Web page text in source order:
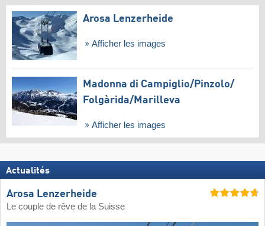
Arosa Lenzerheide
Afficher les images
Madonna di Campiglio/​Pinzolo/​
Folgàrida/​Marilleva
Afficher les images
Actualités
Arosa Lenzerheide
Le couple de rêve de la Suisse